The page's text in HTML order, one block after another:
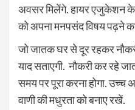
अवसर मिलेंगे. हायर एजुकेशन के
को अपना मनपसंद विषय पढ़ने का
जो जातक घर से दूर रहकर
याद सताएगी. नौकरी कर रहे
समय पर पूरा करना होगा. उच्च
वाणी की मधुरता को बनाए रखें.